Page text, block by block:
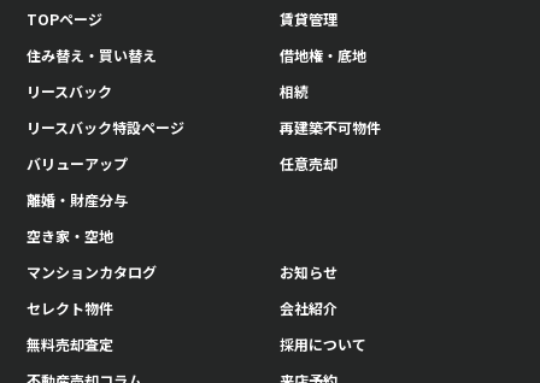
TOPページ
住み替え・買い替え
リースバック
リースバック特設ページ
バリューアップ
離婚・財産分与
空き家・空地
賃貸管理
借地権・底地
相続
再建築不可物件
任意売却
マンションカタログ
セレクト物件
無料売却査定
お知らせ
会社紹介
採用について